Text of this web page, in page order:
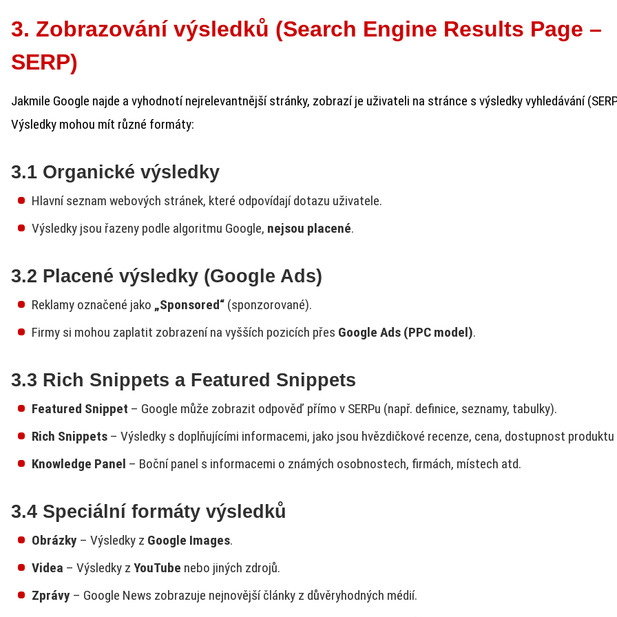
3. Zobrazování výsledků (Search Engine Results Page –
SERP)
Jakmile Google najde a vyhodnotí nejrelevantnější stránky, zobrazí je uživateli na stránce s výsledky vyhledávání
Výsledky mohou mít různé formáty:
3.1 Organické výsledky
Hlavní seznam webových stránek, které odpovídají dotazu uživatele.
Výsledky jsou řazeny podle algoritmu Google, nejsou placené.
3.2 Placené výsledky (Google Ads)
Reklamy označené jako „Sponsored“ (sponzorované).
Firmy si mohou zaplatit zobrazení na vyšších pozicích přes Google Ads (PPC model).
3.3 Rich Snippets a Featured Snippets
Featured Snippet – Google může zobrazit odpověď přímo v SERPu (např. definice, seznamy, tabulky).
Rich Snippets – Výsledky s doplňujícími informacemi, jako jsou hvězdičkové recenze, cena, dostupnost produktu
Knowledge Panel – Boční panel s informacemi o známých osobnostech, firmách, místech atd.
3.4 Speciální formáty výsledků
Obrázky – Výsledky z Google Images.
Videa – Výsledky z YouTube nebo jiných zdrojů.
Zprávy – Google News zobrazuje nejnovější články z důvěryhodných médií.